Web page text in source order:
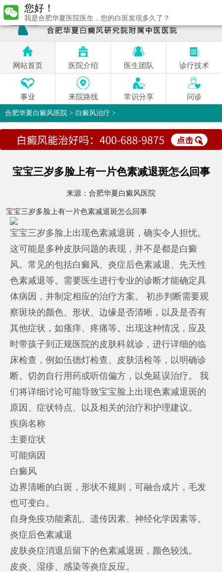
网站首页 医院介绍 医生团队 诊疗技术
事业 来院路线 常识分享 问诊
合肥华夏白癜风医院 > 白癜风治疗 >
宝宝三岁多脸上有一片色素减退斑怎么回事
来源： 合肥华夏白癜风医院
宝宝三岁多脸上有一片色素减退斑怎么回事
宝宝三岁多脸上出现色素减退斑，确实令人担忧。
这可能是多种皮肤问题的表现，并不是都是白癜
风。常见的包括白癜风、炎症后色素减退、先天性
色素减退等。需要医生进行专业的诊断才能确定具
体病因，并制定相应的治疗方案。 初步判断需要观
察斑块的颜色、形状、边缘是否清晰，以及是否有
其他症状，如瘙痒、疼痛等。出现这种情况，应及
时带孩子到正规医院的皮肤科就诊，进行详细的临
床检查，例如伍德灯检查、皮肤活检等，以明确诊
断。切勿自行用药或听信偏方，以免延误治疗。 我
们将详细讨论可能导致宝宝脸上出现色素减退斑的
原因、症状特点、以及相关的治疗和护理建议。
疾病名称
主要症状
可能病因
白癜风
边界清晰的白斑，形状不规则，可融合成片，毛发
也可变白。
自身免疫功能紊乱、遗传因素、神经化学因素等。
炎症后色素减退
皮肤炎症消退后留下的色素减退斑，颜色较浅。
皮炎、湿疹、感染等炎症反应。
您好！
我是合肥华夏医院医生，您的白斑发现多久了？